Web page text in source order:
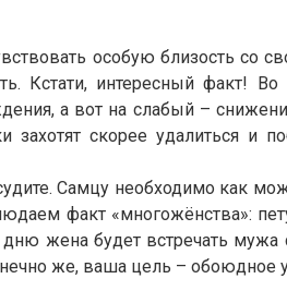
особую близость со
Кстати, интересный факт!
а вот на слабый –
скорее удалиться и
Самцу необходимо как
факт «многожёнства»:
жена будет встречать
же, ваша цель – обоюдное